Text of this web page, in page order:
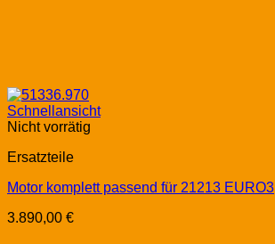
Schnellansicht
Nicht vorrätig
Ersatzteile
Motor komplett passend für 21213 EURO3
3.890,00 €